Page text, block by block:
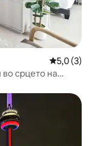
Просечна
5,0 (3)
срцето на